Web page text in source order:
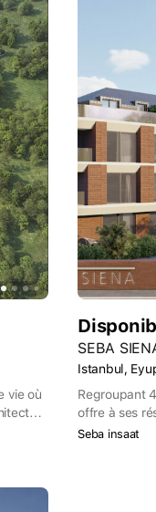
vie où
SEBA
Istanbul,
Regroupant
offre à ses
des
Seba insaat